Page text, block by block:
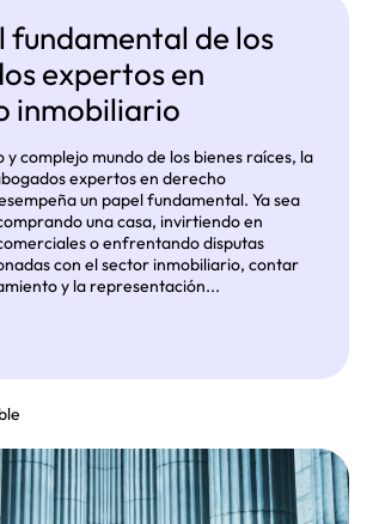
fundamental de los
expertos en
inmobiliario
y complejo mundo de los bienes raíces, la
expertos en derecho
un papel fundamental. Ya sea
una casa, invirtiendo en
o enfrentando disputas
con el sector inmobiliario, contar
y la representación...